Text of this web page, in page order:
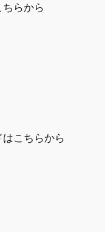
らから
こちらから